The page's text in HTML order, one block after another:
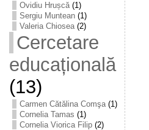
Ovidiu Hrușcă(1)
Sergiu Muntean(1)
Valeria Chiosea(2)
Cercetare
educațională
(13)
Carmen Cătălina Comşa(1)
Cornelia Tamas (1)
Cornelia Viorica Filip(2)